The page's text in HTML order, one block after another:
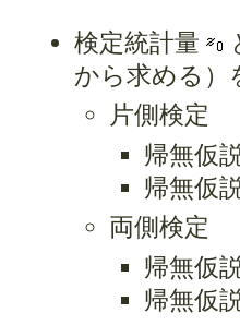
検定統計量
から求める）
片側検定
帰無仮
帰無仮
両側検定
帰無仮
帰無仮